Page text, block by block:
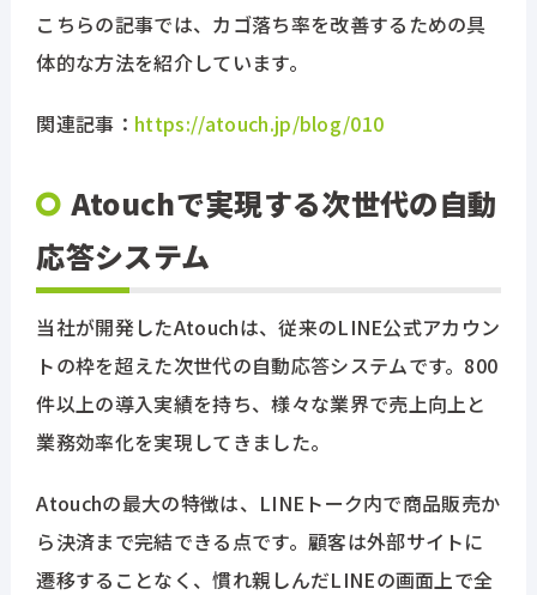
こちらの記事では、カゴ落ち率を改善するための具
体的な方法を紹介しています。
関連記事： https://atouch.jp/blog/010
Atouchで実現する次世代の自動
応答システム
当社が開発したAtouchは、従来のLINE公式アカウン
トの枠を超えた次世代の自動応答システムです。800
件以上の導入実績を持ち、様々な業界で売上向上と
業務効率化を実現してきました。
Atouchの最大の特徴は、LINEトーク内で商品販売か
ら決済まで完結できる点です。顧客は外部サイトに
遷移することなく、慣れ親しんだLINEの画面上で全